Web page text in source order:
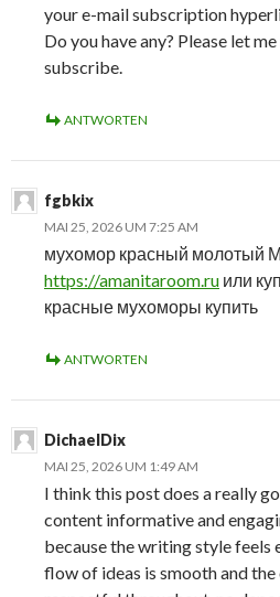
your e-mail subscription
Do you have any? Please let
subscribe.
ANTWORTEN
fgbkix
MAI 25, 2026 UM 7:25 AM
мухомор красный молотый
https://amanitaroom.ru или
красные мухоморы купить
ANTWORTEN
DichaelDix
MAI 25, 2026 UM 1:49 AM
I think this post does a really
content informative and
because the writing style feels
flow of ideas is smooth and